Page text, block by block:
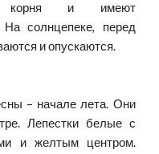
корня и имеют
солнцепеке, перед
и опускаются.
– начале лета. Они
Лепестки белые с
и желтым центром.